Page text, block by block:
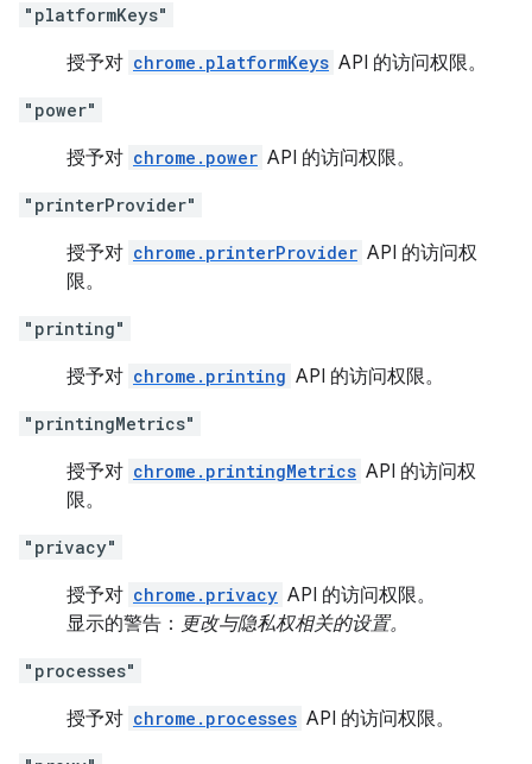
"platformKeys"
授予对 chrome.platformKeys API 的访问权限。
"power"
授予对 chrome.power API 的访问权限。
"printerProvider"
授予对 chrome.printerProvider API 的访问权
限。
"printing"
授予对 chrome.printing API 的访问权限。
"printingMetrics"
授予对 chrome.printingMetrics API 的访问权
限。
"privacy"
授予对 chrome.privacy API 的访问权限。
显示的警告： 更改与隐私权相关的设置。
"processes"
授予对 chrome.processes API 的访问权限。